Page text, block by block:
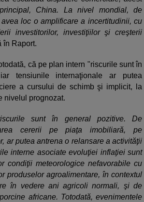
China. La nivel mondial, de
loc o amplificare a incertitudinii, cu
investitorilor, investiţiilor şi creşterii
în Raport.
că pe plan intern "riscurile sunt în
tensiunile internaţionale ar putea
a cursului de schimb şi implicit, la
nivelul prognozat.
sunt în general pozitive. De
cererii pe piaţa imobiliară, pe
ar putea antrena o relansare a activităţii
interne asociate evoluţiei inflaţiei sunt
condiţii meteorologice nefavorabile cu
produselor agroalimentare, în contextul
în vedere ani agricoli normali, şi de
africane. Totodată, evenimentele